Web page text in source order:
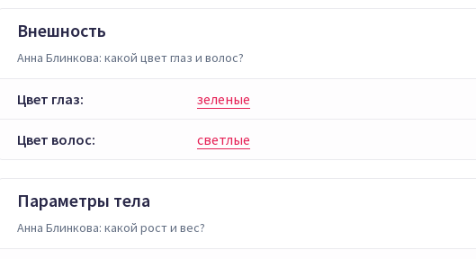
Внешность
Анна Блинкова: какой цвет глаз и волос?
Цвет глаз: зеленые
Цвет волос: светлые
Параметры тела
Анна Блинкова: какой рост и вес?